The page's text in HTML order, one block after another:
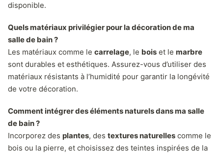
disponible.
Quels matériaux privilégier pour la décoration de ma
salle de bain ?
Les matériaux comme le carrelage, le bois et le marbre
sont durables et esthétiques. Assurez-vous d’utiliser des
matériaux résistants à l’humidité pour garantir la longévité
de votre décoration.
Comment intégrer des éléments naturels dans ma salle
de bain ?
Incorporez des plantes, des textures naturelles comme le
bois ou la pierre, et choisissez des teintes inspirées de la